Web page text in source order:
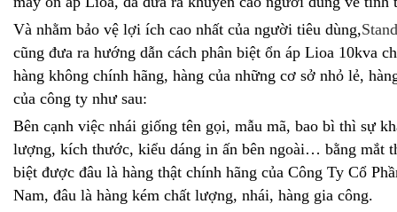
Và nhằm bảo vệ lợi ích cao nhất của người tiêu dùng,
cũng đưa ra hướng dẫn cách phân biệt ổn áp Lioa 10kva
hàng không chính hãng, hàng của những cơ sở nhỏ lẻ,
của công ty như sau:
Bên cạnh việc nhái giống tên gọi, mẫu mã, bao bì thì sự
lượng, kích thước, kiểu dáng in ấn bên ngoài… bằng mắt
biệt được đâu là hàng thật chính hãng của Công Ty Cổ
Nam, đâu là hàng kém chất lượng, nhái, hàng gia công.